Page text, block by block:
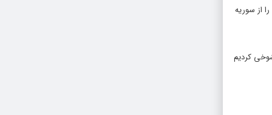
از سوریه
کردیم